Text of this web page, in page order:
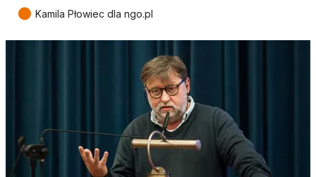
● Kamila Płowiec dla ngo.pl